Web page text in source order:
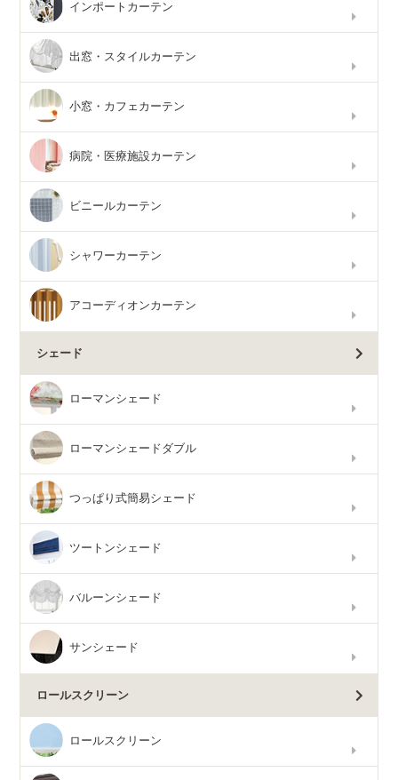
インポートカーテン
出窓・スタイルカーテン
小窓・カフェカーテン
病院・医療施設カーテン
ビニールカーテン
シャワーカーテン
アコーディオンカーテン
シェード
ローマンシェード
ローマンシェードダブル
つっぱり式簡易シェード
ツートンシェード
バルーンシェード
サンシェード
ロールスクリーン
ロールスクリーン